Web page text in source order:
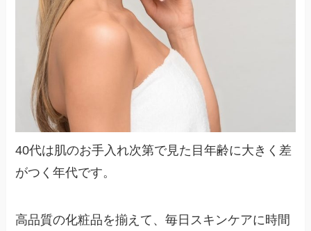
40代は肌のお手入れ次第で見た目年齢に大きく差
がつく年代です。
高品質の化粧品を揃えて、毎日スキンケアに時間